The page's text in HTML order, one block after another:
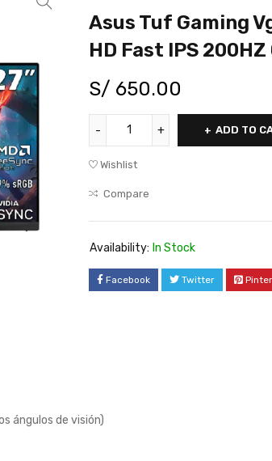
Asus Tuf Gaming
HD Fast IPS 200HZ
S/ 650.00
ADD TO
Wishlist
Compare
Availability: In Stock
Facebook Twitter
ángulos de visión)